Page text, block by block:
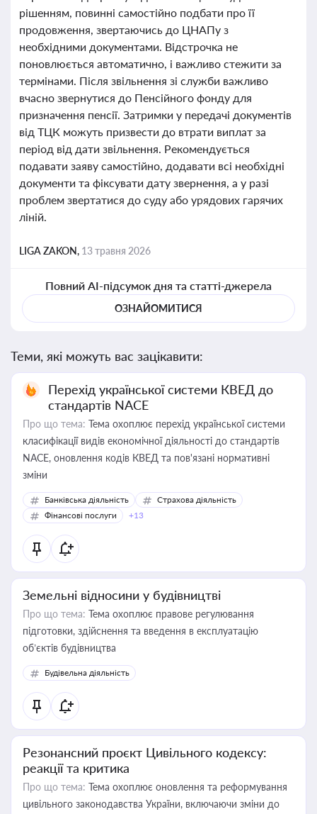
рішенням, повинні самостійно подбати про її
продовження, звертаючись до ЦНАПу з
необхідними документами. Відстрочка не
поновлюється автоматично, і важливо стежити за
термінами. Після звільнення зі служби важливо
вчасно звернутися до Пенсійного фонду для
призначення пенсії. Затримки у передачі документів
від ТЦК можуть призвести до втрати виплат за
період від дати звільнення. Рекомендується
подавати заяву самостійно, додавати всі необхідні
документи та фіксувати дату звернення, а у разі
проблем звертатися до суду або урядових гарячих
ліній.
LIGA ZAKON, 13 травня 2026
Повний AI-підсумок дня та статті-джерела
ОЗНАЙОМИТИСЯ
Теми, які можуть вас зацікавити:
Перехід української системи КВЕД до
стандартів NACE
Про що тема: Тема охоплює перехід української системи
класифікації видів економічної діяльності до стандартів
NACE, оновлення кодів КВЕД та пов'язані нормативні
зміни
Банківська діяльність
Страхова діяльність
Фінансові послуги
+13
Земельні відносини у будівництві
Про що тема: Тема охоплює правове регулювання
підготовки, здійснення та введення в експлуатацію
об’єктів будівництва
Будівельна діяльність
Резонансний проєкт Цивільного кодексу:
реакції та критика
Про що тема: Тема охоплює оновлення та реформування
цивільного законодавства України, включаючи зміни до